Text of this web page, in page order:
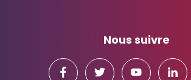
Nous suivre